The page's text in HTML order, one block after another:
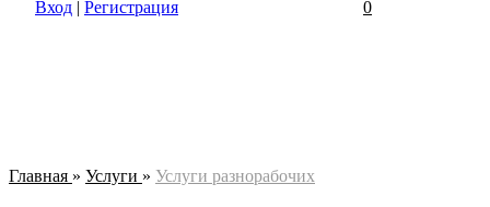
Вход | Регистрация 0
Главная » Услуги » Услуги разнорабочих